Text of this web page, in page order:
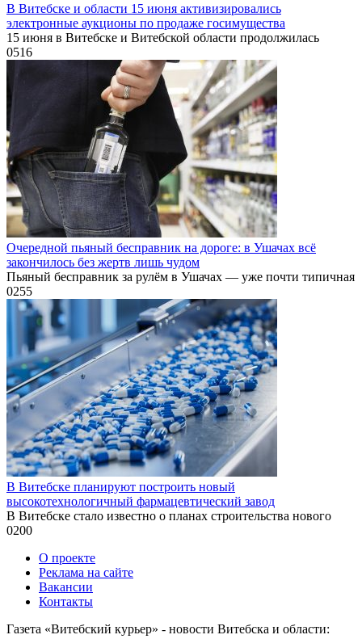
В Витебске и области 15 июня активизировались
электронные аукционы по продаже госимущества
15 июня в Витебске и Витебской области продолжилась
0516
Очередной пьяный бесправник на дороге: в Ушачах всё
закончилось без жертв лишь чудом
Пьяный бесправник за рулём в Ушачах — уже почти типичная
0255
В Витебске планируют построить новый
высокотехнологичный фармацевтический завод
В Витебске стало известно о планах строительства нового
0200
О проекте
Реклама на сайте
Вакансии
Контакты
Газета «Витебский курьер» - новости Витебска и области: